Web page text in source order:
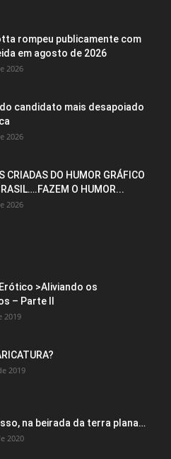
rompeu publicamente com
em agosto de 2026
2026
candidato mais desapoiado
2026
CRIADAS DO HUMOR GRÁFICO
O HUMOR...
2026
>Aliviando os
– Parte II
2019
2019
na beirada da terra plana…
2020